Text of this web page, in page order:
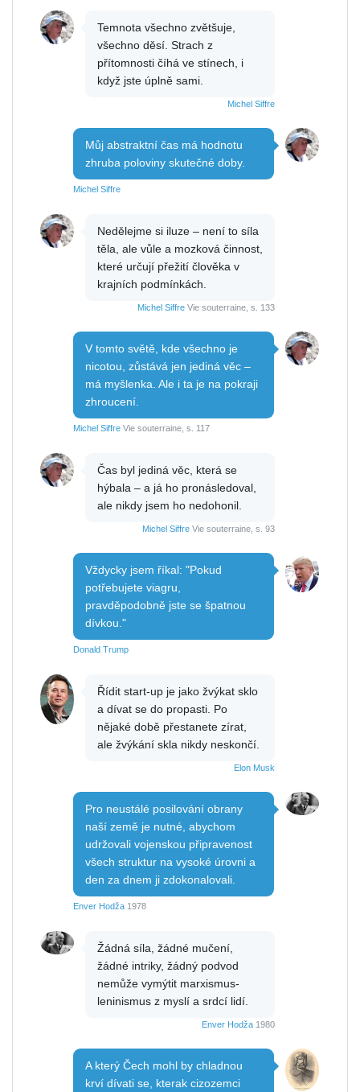
Temnota všechno zvětšuje,
všechno děsí. Strach z
přítomnosti číhá ve stínech, i
když jste úplně sami.
Michel Siffre
Můj abstraktní čas má hodnotu
zhruba poloviny skutečné doby.
Michel Siffre
Nedělejme si iluze – není to síla
těla, ale vůle a mozková činnost,
které určují přežití člověka v
krajních podmínkách.
Michel Siffre Vie souterraine, s. 133
V tomto světě, kde všechno je
nicotou, zůstává jen jediná věc –
má myšlenka. Ale i ta je na pokraji
zhroucení.
Michel Siffre Vie souterraine, s. 117
Čas byl jediná věc, která se
hýbala – a já ho pronásledoval,
ale nikdy jsem ho nedohonil.
Michel Siffre Vie souterraine, s. 93
Vždycky jsem říkal: "Pokud
potřebujete viagru,
pravděpodobně jste se špatnou
dívkou."
Donald Trump
Řídit start-up je jako žvýkat sklo
a dívat se do propasti. Po
nějaké době přestanete zírat,
ale žvýkání skla nikdy neskončí.
Elon Musk
Pro neustálé posilování obrany
naší země je nutné, abychom
udržovali vojenskou připravenost
všech struktur na vysoké úrovni a
den za dnem ji zdokonalovali.
Enver Hodža 1978
Žádná síla, žádné mučení,
žádné intriky, žádný podvod
nemůže vymýtit marxismus-
leninismus z myslí a srdcí lidí.
Enver Hodža 1980
A který Čech mohl by chladnou
krví dívati se, kterak cizozemci